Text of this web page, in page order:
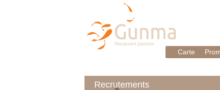
Carte
Recrutements